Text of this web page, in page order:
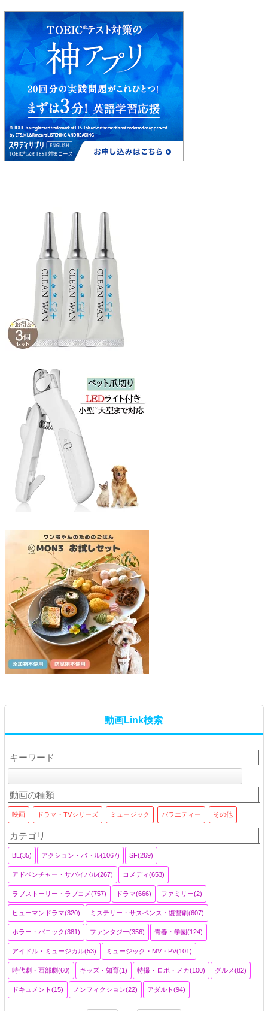
動画Link検索
キーワード
動画の種類
映画 ドラマ・TVシリーズ ミュージック バラエティー その他
カテゴリ
BL(35) アクション・バトル(1067) SF(269)
アドベンチャー・サバイバル(267) コメディ(653)
ラブストーリー・ラブコメ(757) ドラマ(666) ファミリー(2)
ヒューマンドラマ(320) ミステリー・サスペンス・復讐劇(607)
ホラー・パニック(381) ファンタジー(356) 青春・学園(124)
アイドル・ミュージカル(53) ミュージック・MV・PV(101)
時代劇・西部劇(60) キッズ・知育(1) 特撮・ロボ・メカ(100) グルメ(82)
ドキュメント(15) ノンフィクション(22) アダルト(94)